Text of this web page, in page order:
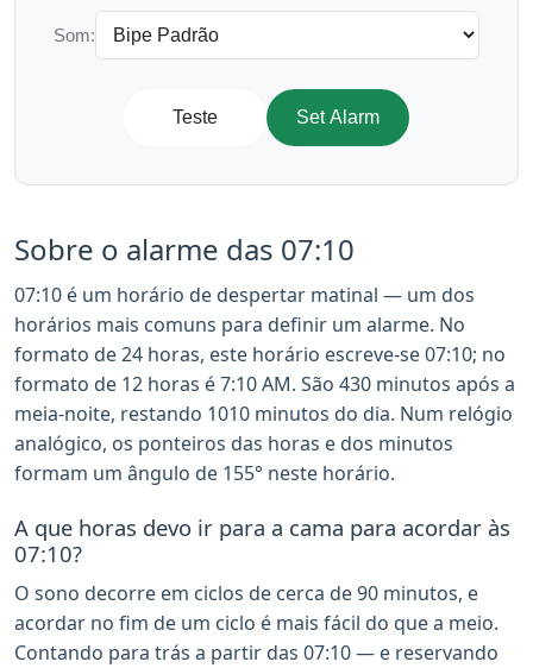
Som:
Teste Set Alarm
Sobre o alarme das 07:10
07:10 é um horário de despertar matinal — um dos
horários mais comuns para definir um alarme. No
formato de 24 horas, este horário escreve-se 07:10; no
formato de 12 horas é 7:10 AM. São 430 minutos após a
meia-noite, restando 1010 minutos do dia. Num relógio
analógico, os ponteiros das horas e dos minutos
formam um ângulo de 155° neste horário.
A que horas devo ir para a cama para acordar às
07:10?
O sono decorre em ciclos de cerca de 90 minutos, e
acordar no fim de um ciclo é mais fácil do que a meio.
Contando para trás a partir das 07:10 — e reservando